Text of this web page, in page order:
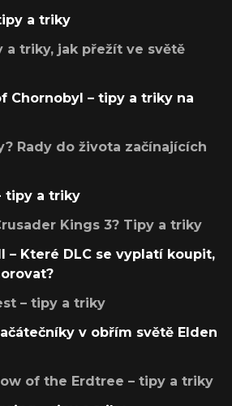
a triky
a triky, jak přežít ve světě
Chornobyl – tipy a triky na
Rady do života začínajících
tipy a triky
Kings 3? Tipy a triky
– Které DLC se vyplatí koupit,
– tipy a triky
v obřím světě Elden
of the Erdtree – tipy a triky